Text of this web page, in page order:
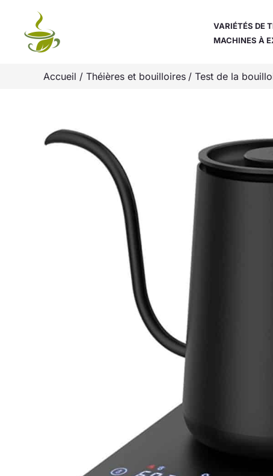
contenu
VARIÉTÉS DE
MACHINES À
Accueil Théières et bouilloires Test de la